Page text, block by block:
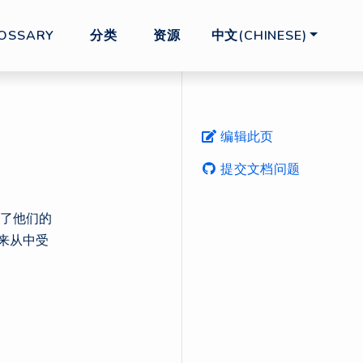
分类 资源 中文(CHINESE)
编辑此页
提交文档问题
他们的
从中受